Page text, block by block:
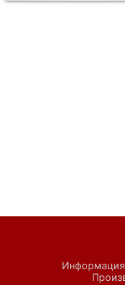
Информация